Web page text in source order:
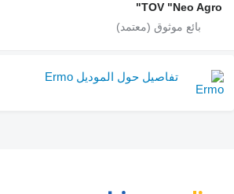
TOV "Neo Agro"
تفاصيل حول الموديل Ermo